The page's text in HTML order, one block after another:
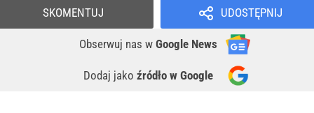
UDOSTĘPNIJ
Obserwuj nas w Google News
Dodaj jako źródło w Google
SKOMENTUJ